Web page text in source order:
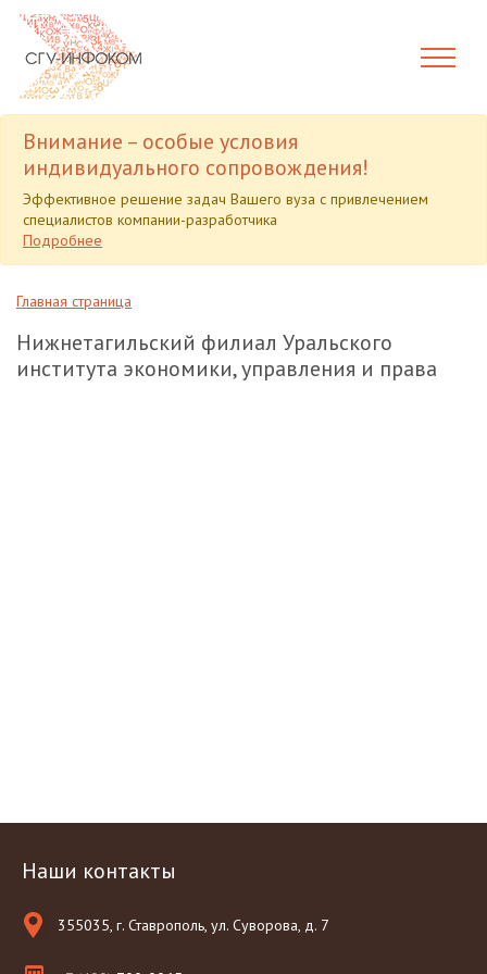
Внимание – особые условия
индивидуального сопровождения!
Эффективное решение задач Вашего вуза с привлечением
специалистов компании-разработчика
Подробнее
Главная страница
Нижнетагильский филиал Уральского
института экономики, управления и права
Наши контакты
355035, г. Ставрополь, ул. Суворова, д. 7